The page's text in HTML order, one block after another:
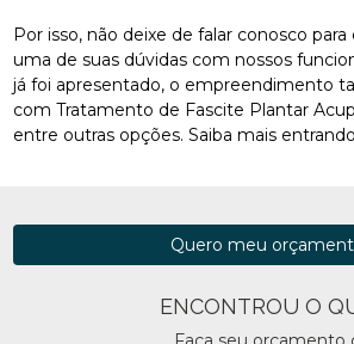
Por isso, não deixe de falar conosco para
uma de suas dúvidas com nossos
já foi apresentado, o empreendimento
com Tratamento de Fascite Plantar
entre outras opções. Saiba mais
ENCONTROU O
Quero meu